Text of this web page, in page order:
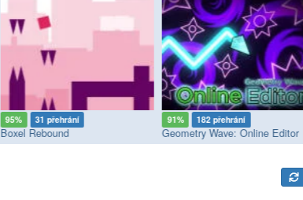
95% 31 přehrání
Boxel Rebound
91% 182 přehrání
Geometry Wave: Online Editor